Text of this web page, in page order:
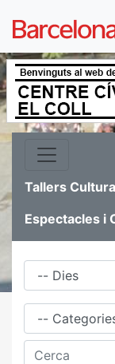
Tallers
Espectacles i
Dies
Família
Cerca